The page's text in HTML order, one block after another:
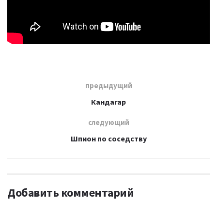
предыдущий
Кандагар
следующий
Шпион по соседству
Добавить комментарий